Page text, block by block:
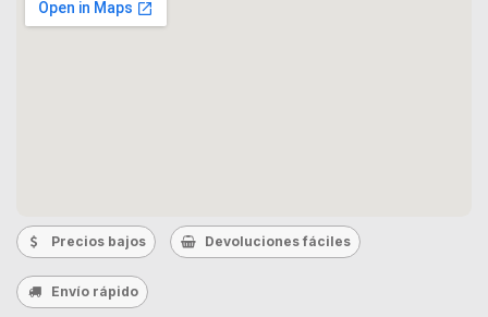
Precios bajos Devoluciones fáciles
Envío rápido